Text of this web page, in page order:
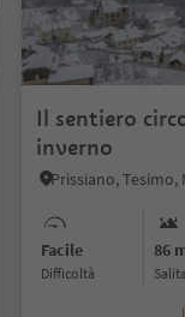
Il sentiero
inverno
Prissiano,
Facile
Difficoltà
86
Salita